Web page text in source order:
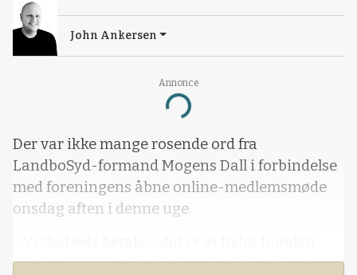
Annonce
Loading...
John Ankersen
Der var ikke mange rosende ord fra
LandboSyd-formand Mogens Dall i forbindelse
med foreningens åbne online-medlemsmøde
onsdag aften i denne uge.
med dens egen hale. Det bliver et nej tak, lød